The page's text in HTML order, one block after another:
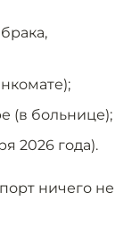
(в больнице);
2026 года).
ничего не